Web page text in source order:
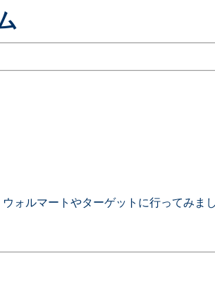
ォルマートやターゲットに行ってみま